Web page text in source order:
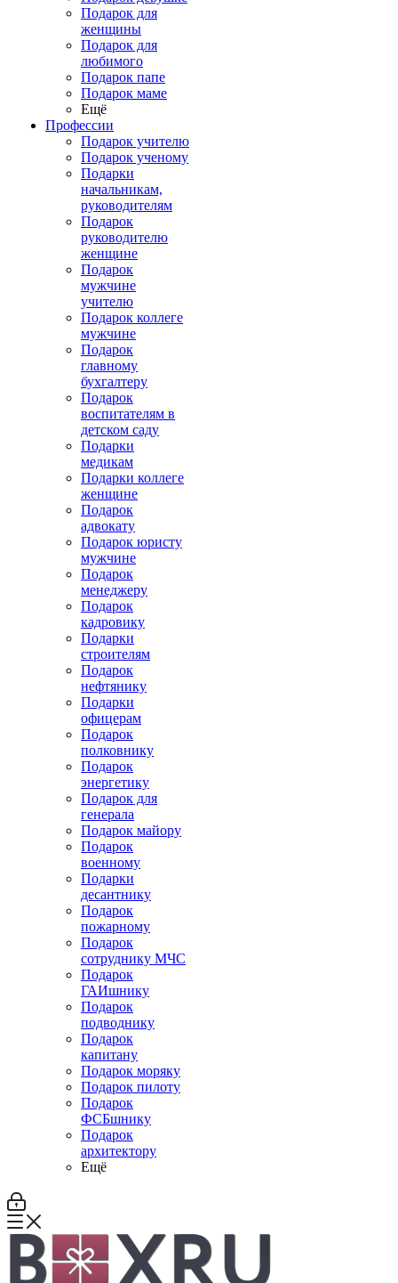
Подарок для
женщины
Подарок для
любимого
Подарок папе
Подарок маме
Ещё
Профессии
Подарок учителю
Подарок ученому
Подарки
начальникам,
руководителям
Подарок
руководителю
женщине
Подарок
мужчине
учителю
Подарок коллеге
мужчине
Подарок
главному
бухгалтеру
Подарок
воспитателям в
детском саду
Подарки
медикам
Подарки коллеге
женщине
Подарок
адвокату
Подарок юристу
мужчине
Подарок
менеджеру
Подарок
кадровику
Подарки
строителям
Подарок
нефтянику
Подарки
офицерам
Подарок
полковнику
Подарок
энергетику
Подарок для
генерала
Подарок майору
Подарок
военному
Подарки
десантнику
Подарок
пожарному
Подарок
сотруднику МЧС
Подарок
ГАИшнику
Подарок
подводнику
Подарок
капитану
Подарок моряку
Подарок пилоту
Подарок
ФСБшнику
Подарок
архитектору
Ещё